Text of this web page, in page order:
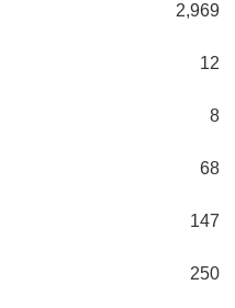
2,969
12
8
68
147
250